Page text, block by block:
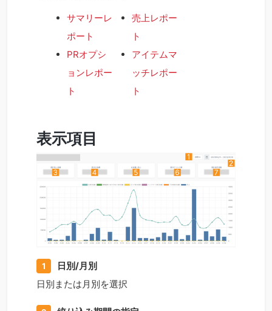
サマリーレ
ポート
売上レポー
ト
PRオプシ
ョンレポー
ト
アイテムマ
ッチレポー
ト
表示項目
1
日別/月別
日別または月別を選択